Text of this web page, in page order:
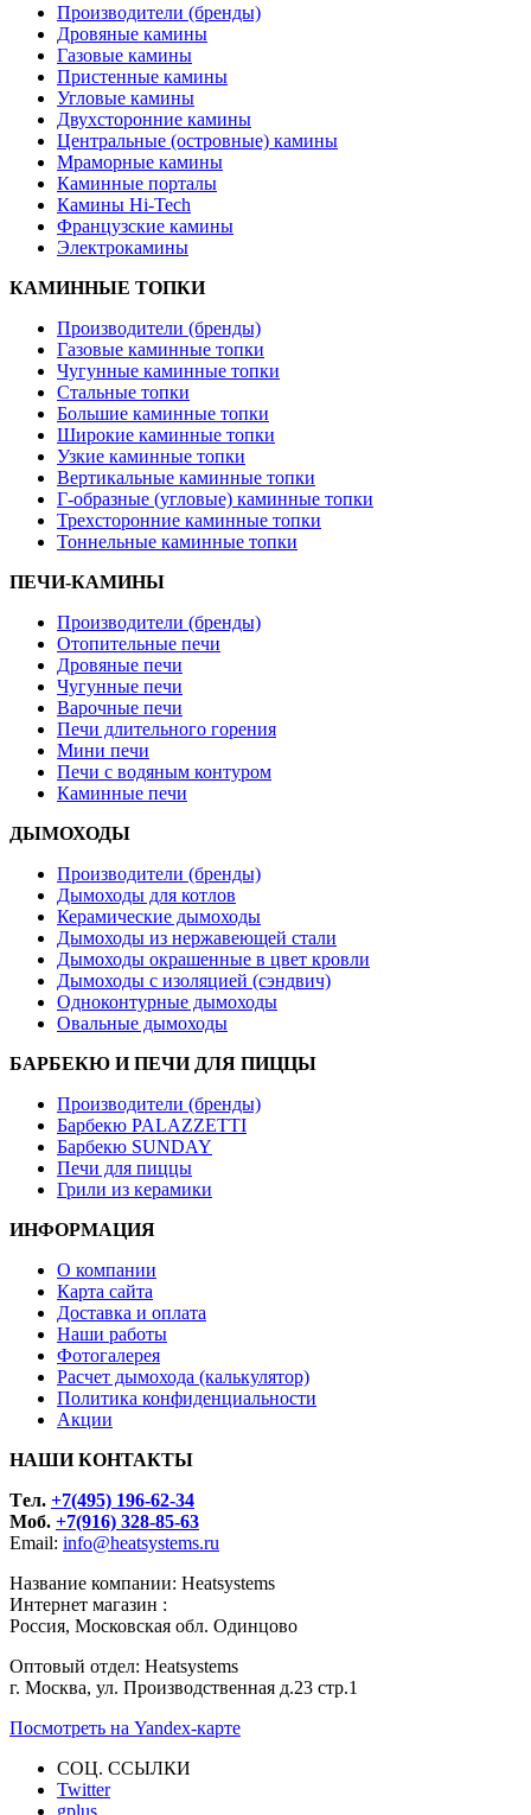
Производители (бренды)
Дровяные камины
Газовые камины
Пристенные камины
Угловые камины
Двухсторонние камины
Центральные (островные) камины
Мраморные камины
Каминные порталы
Камины Hi-Tech
Французские камины
Электрокамины
КАМИННЫЕ ТОПКИ
Производители (бренды)
Газовые каминные топки
Чугунные каминные топки
Стальные топки
Большие каминные топки
Широкие каминные топки
Узкие каминные топки
Вертикальные каминные топки
Г-образные (угловые) каминные топки
Трехсторонние каминные топки
Тоннельные каминные топки
ПЕЧИ-КАМИНЫ
Производители (бренды)
Отопительные печи
Дровяные печи
Чугунные печи
Варочные печи
Печи длительного горения
Мини печи
Печи с водяным контуром
Каминные печи
ДЫМОХОДЫ
Производители (бренды)
Дымоходы для котлов
Керамические дымоходы
Дымоходы из нержавеющей стали
Дымоходы окрашенные в цвет кровли
Дымоходы с изоляцией (сэндвич)
Одноконтурные дымоходы
Овальные дымоходы
БАРБЕКЮ И ПЕЧИ ДЛЯ ПИЦЦЫ
Производители (бренды)
Барбекю PALAZZETTI
Барбекю SUNDAY
Печи для пиццы
Грили из керамики
ИНФОРМАЦИЯ
О компании
Карта сайта
Доставка и оплата
Наши работы
Фотогалерея
Расчет дымохода (калькулятор)
Политика конфиденциальности
Акции
НАШИ КОНТАКТЫ
Tел. +7(495) 196-62-34
Моб. +7(916) 328-85-63
Email: info@heatsystems.ru
Название компании: Heatsystems
Интернет магазин :
Россия, Московская обл. Одинцово
Оптовый отдел: Heatsystems
г. Москва, ул. Производственная д.23 стр.1
Посмотреть на Yandex-карте
СОЦ. ССЫЛКИ
Twitter
gplus